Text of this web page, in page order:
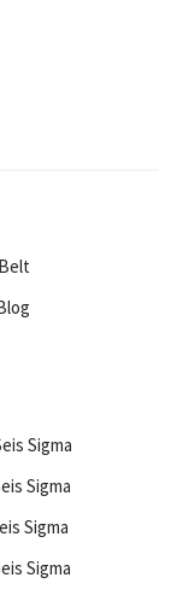
Sigma
Sigma
Sigma
Sigma